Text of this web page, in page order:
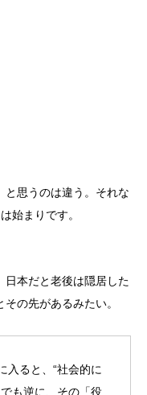
と思うのは違う。それな
まりです。
日本だと老後は隠居した
の先があるみたい。
入ると、“社会的に
も逆に、その「役